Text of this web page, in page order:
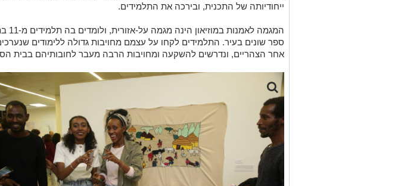
ייחודיותה של התכנית, ובירכה את התלמידים.
המגמה לאמנות במוזיאון הינה מגמה על-אזורית, ולומדים בה תלמידים מ-11
ספר שונים בעיר. התלמידים לקחו על עצמם מחויבות גדולה ללימודים
אחר הצהריים, ונדרשים להשקעה ומחויבות הרבה מעבר לחובותיהם בבית